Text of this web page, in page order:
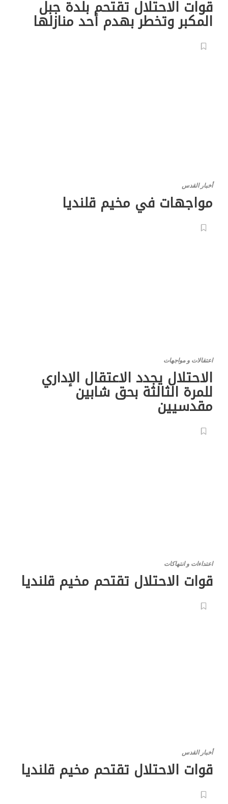
قوات الاحتلال تقتحم بلدة جبل
المكبر وتخطر بهدم أحد منازلها
أخبار القدس
مواجهات في مخيم قلنديا
اعتقالات و مواجهات
الاحتلال يجدد الاعتقال الإداري
للمرة الثالثة بحق شابين
مقدسيين
اعتداءات و انتهاكات
قوات الاحتلال تقتحم مخيم قلنديا
أخبار القدس
قوات الاحتلال تقتحم مخيم قلنديا